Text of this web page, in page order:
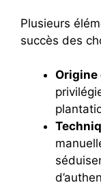
Plusieurs
succès des
Origine